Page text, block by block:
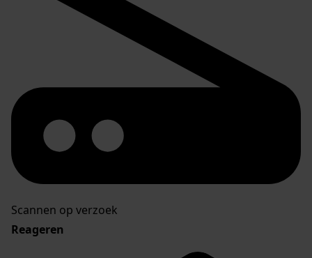
Scannen op verzoek
Reageren